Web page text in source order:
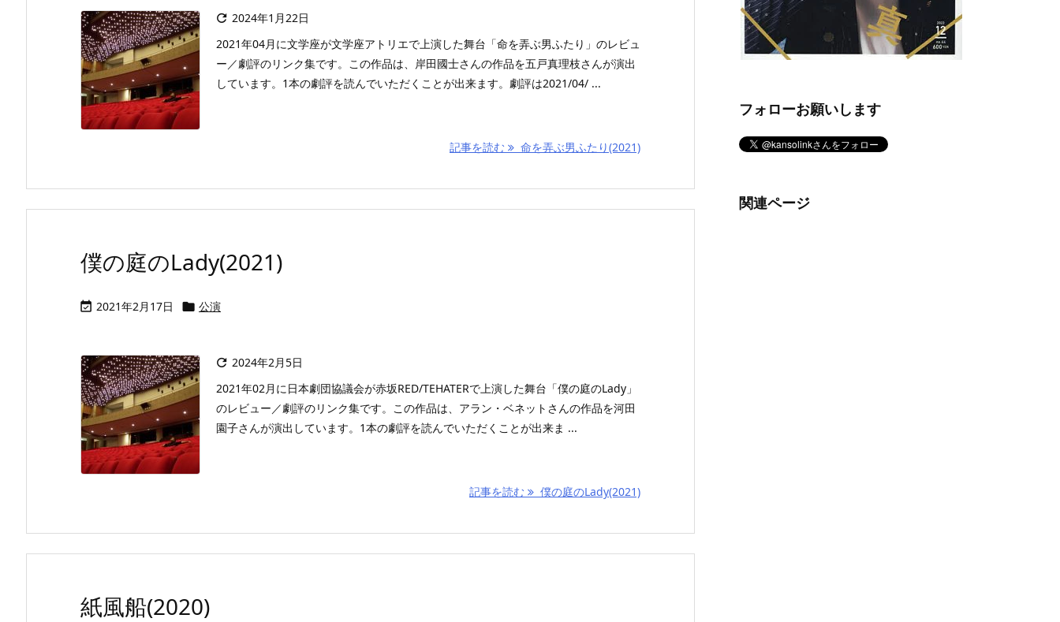
 2024年1月22日
2021年04月に文学座が文学座アトリエで上演した舞台「命を弄ぶ男ふたり」のレビュ
ー／劇評のリンク集です。この作品は、岸田國士さんの作品を五戸真理枝さんが演出
しています。1本の劇評を読んでいただくことが出来ます。劇評は2021/04/ ...
記事を読む 命を弄ぶ男ふたり(2021)
僕の庭のLady(2021)
 2021年2月17日  公演
 2024年2月5日
2021年02月に日本劇団協議会が赤坂RED/TEHATERで上演した舞台「僕の庭のLady」
のレビュー／劇評のリンク集です。この作品は、アラン・ベネットさんの作品を河田
園子さんが演出しています。1本の劇評を読んでいただくことが出来ま ...
記事を読む 僕の庭のLady(2021)
紙風船(2020)
フォローお願いします
関連ページ